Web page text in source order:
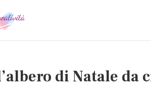
di Natale